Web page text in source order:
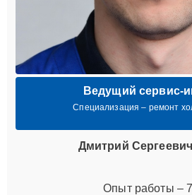
Ведущий сервис-
Специализация – ремонт
Дмитрий
Опыт работы –